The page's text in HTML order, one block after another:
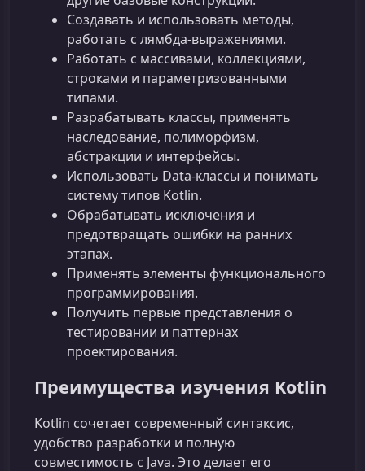
Создавать и использовать методы,
работать с лямбда-выражениями.
Работать с массивами, коллекциями,
строками и параметризованными
типами.
Разрабатывать классы, применять
наследование, полиморфизм,
абстракции и интерфейсы.
Использовать Data-классы и понимать
систему типов Kotlin.
Обрабатывать исключения и
предотвращать ошибки на ранних
этапах.
Применять элементы функционального
программирования.
Получить первые представления о
тестировании и паттернах
проектирования.
Преимущества изучения Kotlin
Kotlin сочетает современный синтаксис,
удобство разработки и полную
совместимость с Java. Это делает его